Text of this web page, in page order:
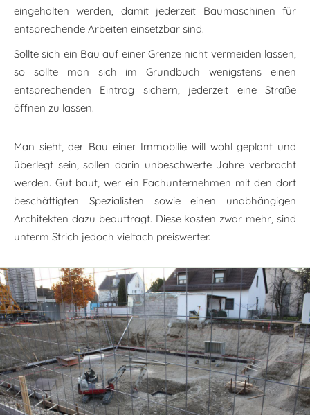
eingehalten werden, damit jederzeit Baumaschinen für
entsprechende Arbeiten einsetzbar sind.
Sollte sich ein Bau auf einer Grenze nicht vermeiden lassen,
so sollte man sich im Grundbuch wenigstens einen
entsprechenden Eintrag sichern, jederzeit eine Straße
öffnen zu lassen.
Man sieht, der Bau einer Immobilie will wohl geplant und
überlegt sein, sollen darin unbeschwerte Jahre verbracht
werden. Gut baut, wer ein Fachunternehmen mit den dort
beschäftigten Spezialisten sowie einen unabhängigen
Architekten dazu beauftragt. Diese kosten zwar mehr, sind
unterm Strich jedoch vielfach preiswerter.